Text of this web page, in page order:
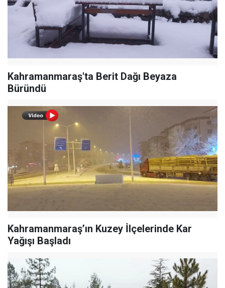
Kahramanmaraş'ta Berit Dağı Beyaza
Büründü
Kahramanmaraş’ın Kuzey İlçelerinde Kar
Yağışı Başladı